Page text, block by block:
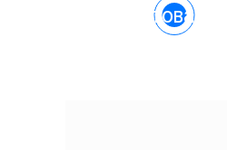
О товаре